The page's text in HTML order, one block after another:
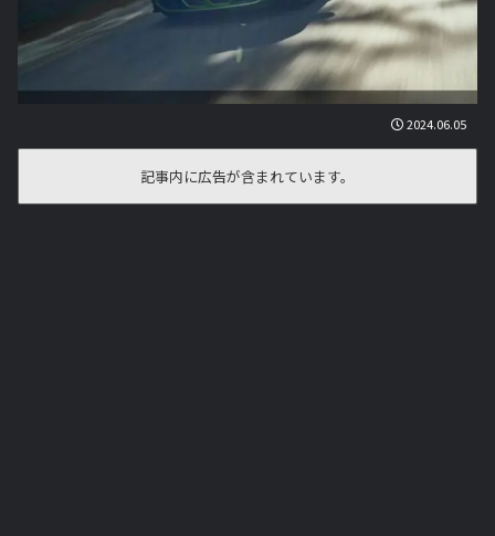
2024.06.05
記事内に広告が含まれています。